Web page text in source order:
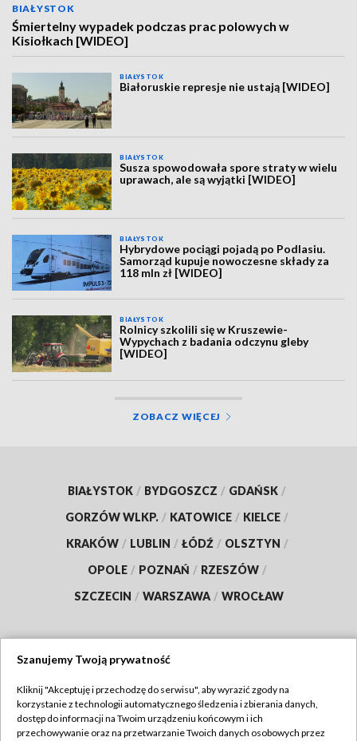
BIAŁYSTOK
Śmiertelny wypadek podczas prac polowych w
Kisiołkach [WIDEO]
BIAŁYSTOK
Białoruskie represje nie ustają [WIDEO]
BIAŁYSTOK
Susza spowodowała spore straty w wielu
uprawach, ale są wyjątki [WIDEO]
BIAŁYSTOK
Hybrydowe pociągi pojadą po Podlasiu.
Samorząd kupuje nowoczesne składy za
118 mln zł [WIDEO]
BIAŁYSTOK
Rolnicy szkolili się w Kruszewie-
Wypychach z badania odczynu gleby
[WIDEO]
ZOBACZ WIĘCEJ
BIAŁYSTOK / BYDGOSZCZ / GDAŃSK /
GORZÓW WLKP. / KATOWICE / KIELCE /
KRAKÓW / LUBLIN / ŁÓDŹ / OLSZTYN /
OPOLE / POZNAŃ / RZESZÓW /
SZCZECIN / WARSZAWA / WROCŁAW
TVP
Abonament TVP
Regulamin TVP
Szanujemy Twoją prywatność
Kliknij "Akceptuję i przechodzę do serwisu", aby wyrazić zgody na
korzystanie z technologii automatycznego śledzenia i zbierania danych,
dostęp do informacji na Twoim urządzeniu końcowym i ich
przechowywanie oraz na przetwarzanie Twoich danych osobowych przez